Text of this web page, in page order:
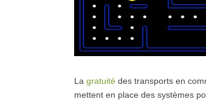
La gratuité des transports en
mettent en place des systèmes